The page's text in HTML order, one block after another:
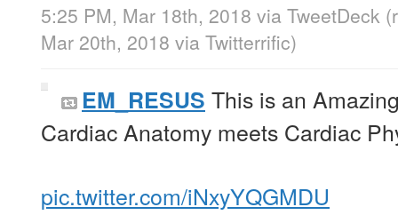
5:25 PM, Mar 18th, 2018 via TweetDeck
Mar 20th, 2018 via Twitterrific)
EM_RESUS This is an
Cardiac Anatomy meets Cardiac
pic.twitter.com/iNxyYQGMDU